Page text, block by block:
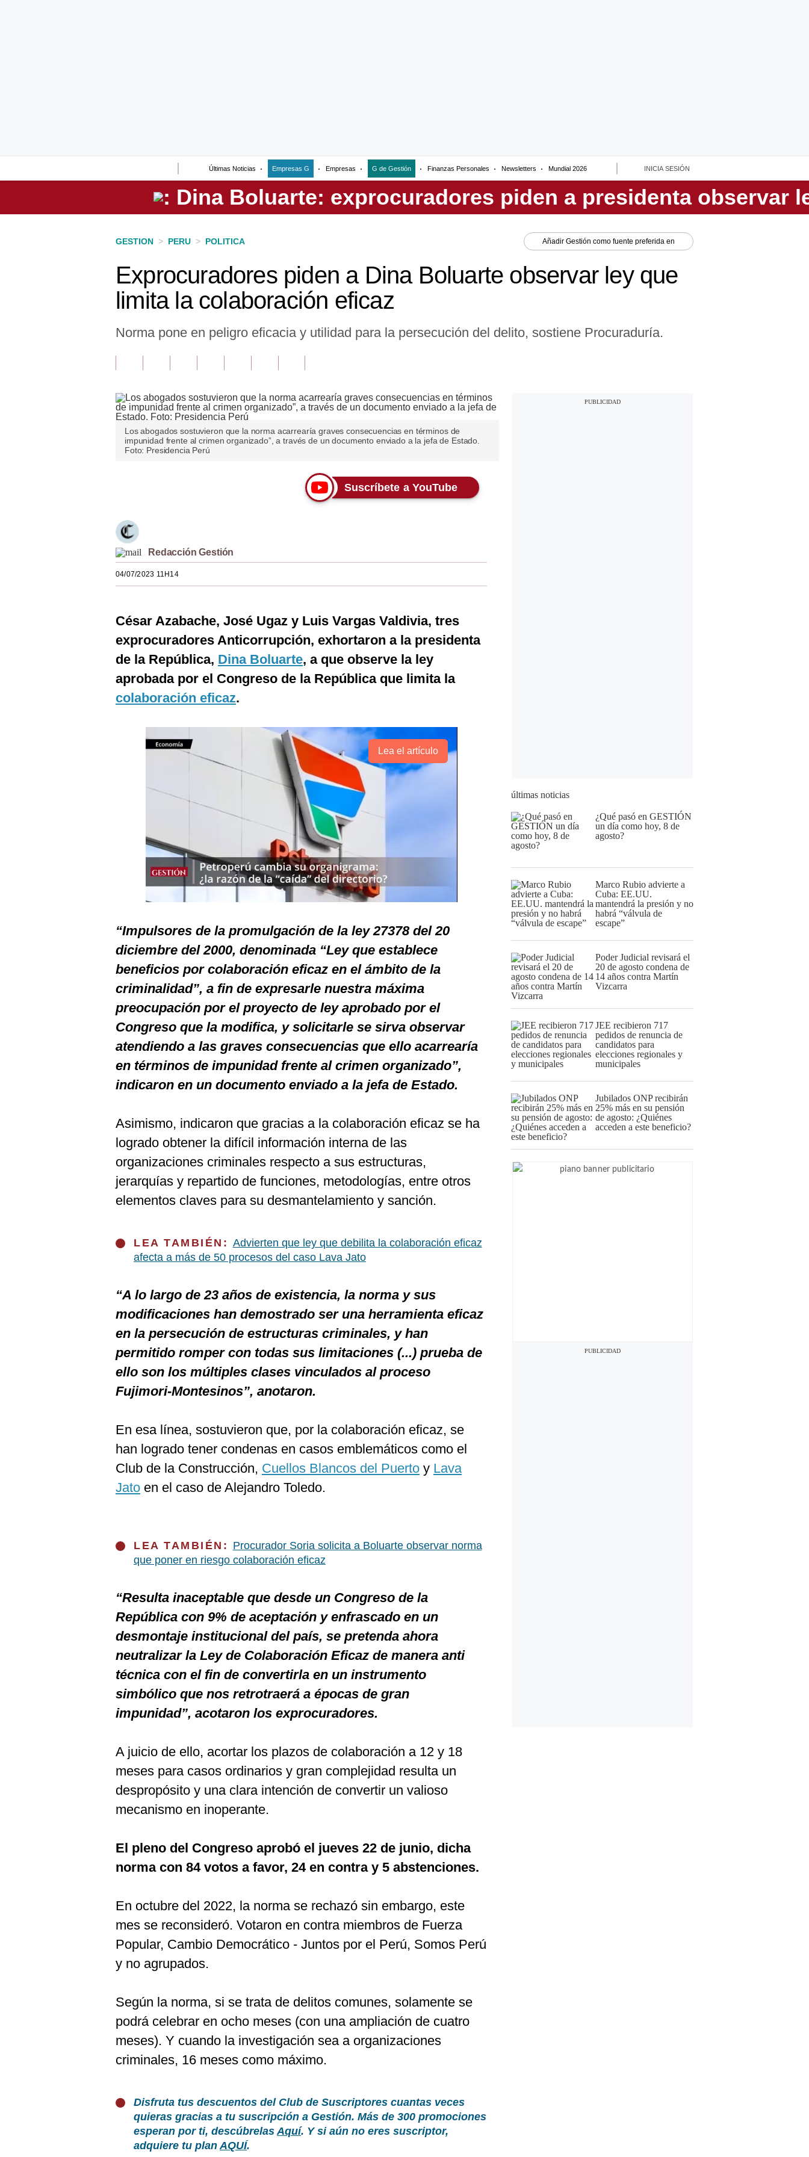
Últimas Noticias Empresas G Empresas G de Gestión Finanzas Personales Newsletters Mundial 2026 INICIA SESIÓN
Perú
GESTION > PERU > POLITICA Añadir Gestión como fuente preferida en
Exprocuradores piden a Dina Boluarte observar ley que
limita la colaboración eficaz
Norma pone en peligro eficacia y utilidad para la persecución del delito, sostiene Procuraduría.
Los abogados sostuvieron que la norma acarrearía graves consecuencias en términos de
impunidad frente al crimen organizado”, a través de un documento enviado a la jefa de Estado.
Foto: Presidencia Perú
Suscríbete a YouTube
Redacción Gestión
04/07/2023 11H14
César Azabache, José Ugaz y Luis Vargas Valdivia, tres
exprocuradores Anticorrupción, exhortaron a la presidenta
de la República, Dina Boluarte, a que observe la ley
aprobada por el Congreso de la República que limita la
colaboración eficaz.
Lea el artículo
“Impulsores de la promulgación de la ley 27378 del 20
diciembre del 2000, denominada “Ley que establece
beneficios por colaboración eficaz en el ámbito de la
criminalidad”, a fin de expresarle nuestra máxima
preocupación por el proyecto de ley aprobado por el
Congreso que la modifica, y solicitarle se sirva observar
atendiendo a las graves consecuencias que ello acarrearía
en términos de impunidad frente al crimen organizado”,
indicaron en un documento enviado a la jefa de Estado.
Asimismo, indicaron que gracias a la colaboración eficaz se ha
logrado obtener la difícil información interna de las
organizaciones criminales respecto a sus estructuras,
jerarquías y repartido de funciones, metodologías, entre otros
elementos claves para su desmantelamiento y sanción.
LEA TAMBIÉN: Advierten que ley que debilita la colaboración eficaz
afecta a más de 50 procesos del caso Lava Jato
“A lo largo de 23 años de existencia, la norma y sus
modificaciones han demostrado ser una herramienta eficaz
en la persecución de estructuras criminales, y han
permitido romper con todas sus limitaciones (...) prueba de
ello son los múltiples clases vinculados al proceso
Fujimori-Montesinos”, anotaron.
En esa línea, sostuvieron que, por la colaboración eficaz, se
han logrado tener condenas en casos emblemáticos como el
Club de la Construcción, Cuellos Blancos del Puerto y Lava
Jato en el caso de Alejandro Toledo.
LEA TAMBIÉN: Procurador Soria solicita a Boluarte observar norma
que poner en riesgo colaboración eficaz
“Resulta inaceptable que desde un Congreso de la
República con 9% de aceptación y enfrascado en un
desmontaje institucional del país, se pretenda ahora
neutralizar la Ley de Colaboración Eficaz de manera anti
técnica con el fin de convertirla en un instrumento
simbólico que nos retrotraerá a épocas de gran
impunidad”, acotaron los exprocuradores.
A juicio de ello, acortar los plazos de colaboración a 12 y 18
meses para casos ordinarios y gran complejidad resulta un
despropósito y una clara intención de convertir un valioso
mecanismo en inoperante.
El pleno del Congreso aprobó el jueves 22 de junio, dicha
norma con 84 votos a favor, 24 en contra y 5 abstenciones.
En octubre del 2022, la norma se rechazó sin embargo, este
mes se reconsideró. Votaron en contra miembros de Fuerza
Popular, Cambio Democrático - Juntos por el Perú, Somos Perú
y no agrupados.
Según la norma, si se trata de delitos comunes, solamente se
podrá celebrar en ocho meses (con una ampliación de cuatro
meses). Y cuando la investigación sea a organizaciones
criminales, 16 meses como máximo.
Disfruta tus descuentos del Club de Suscriptores cuantas veces
quieras gracias a tu suscripción a Gestión. Más de 300 promociones
esperan por ti, descúbrelasAquí. Y si aún no eres suscriptor,
adquiere tu planAQUÍ.
últimas noticias
¿Qué pasó en GESTIÓN
un día como hoy, 8 de
agosto?
Marco Rubio advierte a
Cuba: EE.UU.
mantendrá la presión y no
habrá “válvula de
escape”
Poder Judicial revisará el
20 de agosto condena de
14 años contra Martín
Vizcarra
JEE recibieron 717
pedidos de renuncia de
candidatos para
elecciones regionales y
municipales
Jubilados ONP recibirán
25% más en su pensión
de agosto: ¿Quiénes
acceden a este beneficio?